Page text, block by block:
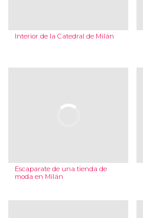
Interior de la Catedral de Milán
Escaparate de una tienda de
moda en Milán